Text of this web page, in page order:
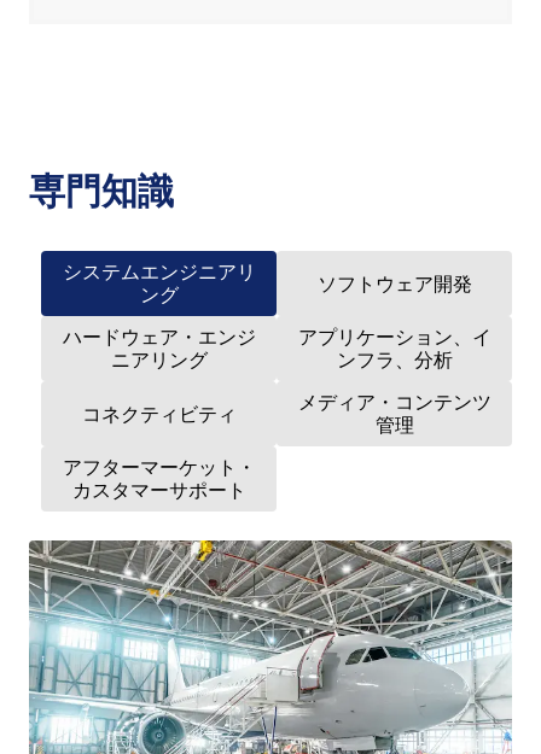
専門知識
システムエンジニアリ
ング
ソフトウェア開発
ハードウェア・エンジ
ニアリング
アプリケーション、イ
ンフラ、分析
コネクティビティ
メディア・コンテンツ
管理
アフターマーケット・
カスタマーサポート